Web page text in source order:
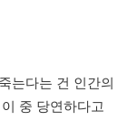
죽는다는 건 인간의
이 중 당연하다고